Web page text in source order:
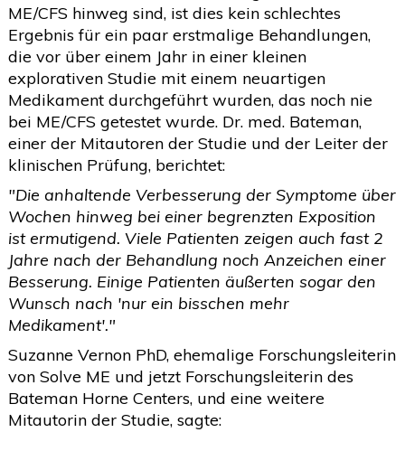
ME/CFS hinweg sind, ist dies kein schlechtes
Ergebnis für ein paar erstmalige Behandlungen,
die vor über einem Jahr in einer kleinen
explorativen Studie mit einem neuartigen
Medikament durchgeführt wurden, das noch nie
bei ME/CFS getestet wurde. Dr. med. Bateman,
einer der Mitautoren der Studie und der Leiter der
klinischen Prüfung, berichtet:
"Die anhaltende Verbesserung der Symptome über
Wochen hinweg bei einer begrenzten Exposition
ist ermutigend. Viele Patienten zeigen auch fast 2
Jahre nach der Behandlung noch Anzeichen einer
Besserung. Einige Patienten äußerten sogar den
Wunsch nach 'nur ein bisschen mehr
Medikament'."
Suzanne Vernon PhD, ehemalige Forschungsleiterin
von Solve ME und jetzt Forschungsleiterin des
Bateman Horne Centers, und eine weitere
Mitautorin der Studie, sagte: